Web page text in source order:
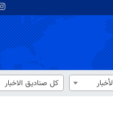
كل صناديق الاخبار